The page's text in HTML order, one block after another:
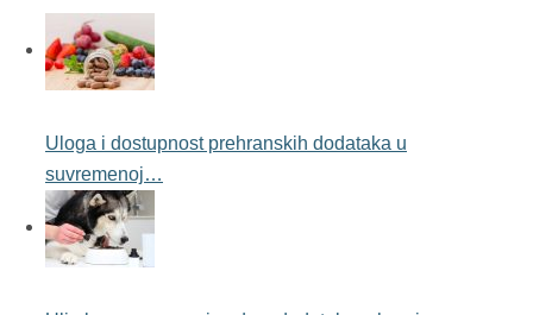
Uloga i dostupnost prehranskih dodataka u
suvremenoj…